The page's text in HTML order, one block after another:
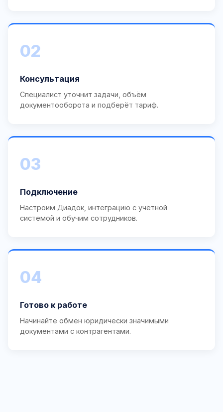
02
Консультация
Специалист уточнит задачи, объём
документооборота и подберёт тариф.
03
Подключение
Настроим Диадок, интеграцию с учётной
системой и обучим сотрудников.
04
Готово к работе
Начинайте обмен юридически значимыми
документами с контрагентами.